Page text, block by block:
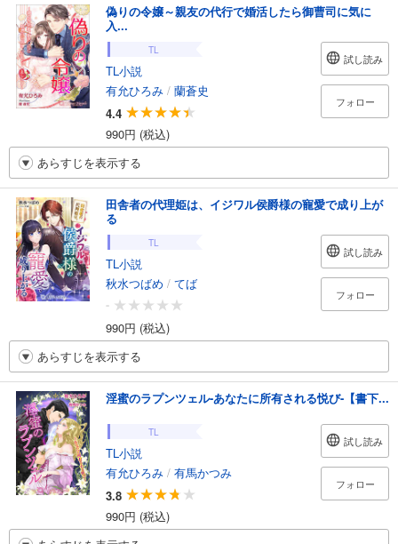
偽りの令嬢～親友の代行で婚活したら御曹司に気に
入...
TL
TL小説
有允ひろみ / 蘭蒼史
4.4
990円 (税込)
試し読み
フォロー
あらすじを表示する
田舎者の代理姫は、イジワル侯爵様の寵愛で成り上が
る
TL
TL小説
秋水つばめ / てば
-
990円 (税込)
試し読み
フォロー
あらすじを表示する
淫蜜のラプンツェル-あなたに所有される悦び-【書下...
TL
TL小説
有允ひろみ / 有馬かつみ
3.8
990円 (税込)
試し読み
フォロー